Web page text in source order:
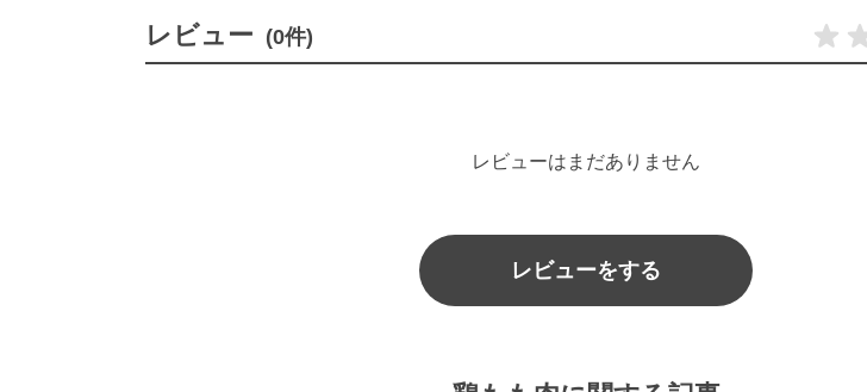
レビュー (0件)
レビューはまだありません
レビューをする